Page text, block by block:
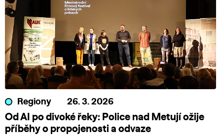
Regiony 26. 3. 2026
Od AI po divoké řeky: Police nad Metují ožije
příběhy o propojenosti a odvaze